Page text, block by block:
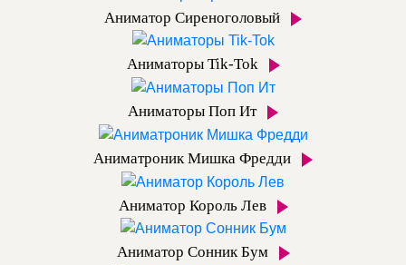
Аниматор Сиреноголовый
Аниматоры Tik-Tok
Аниматоры Поп Ит
Аниматроник Мишка Фредди
Аниматор Король Лев
Аниматор Сонник Бум